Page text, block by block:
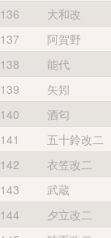
136
大和改
137
阿賀野
138
能代
139
矢矧
140
酒匂
141
五十鈴改二
142
衣笠改二
143
武蔵
144
夕立改二